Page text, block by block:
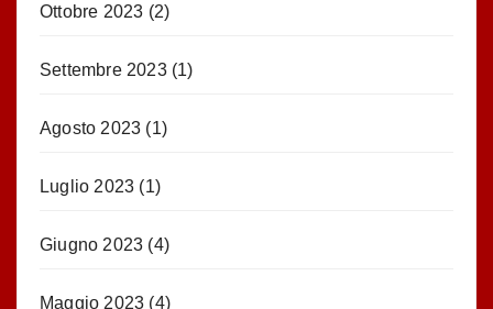
Ottobre 2023 (2)
Settembre 2023(1)
Agosto 2023 (1)
Luglio 2023 (1)
Giugno 2023 (4)
Maggio 2023 (4)